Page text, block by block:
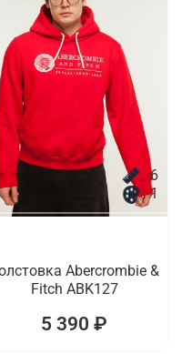
6
1
Abercrombie &
Fitch ABK127
5 390 ₽